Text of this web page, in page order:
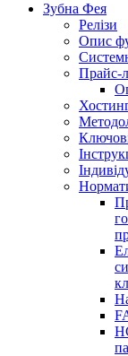
Зубна Фея
Релізи
Опис
Прайс-